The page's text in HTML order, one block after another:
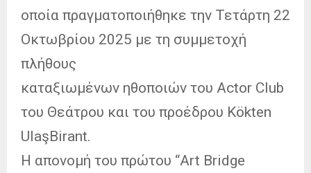
οποία πραγματοποιήθηκε την Τετάρτη 22
Οκτωβρίου 2025 με τη συμμετοχή
πλήθους
καταξιωμένων ηθοποιών του Actor Club
του Θεάτρου και του προέδρου Kökten
UlaşBirant.
Η απονομή του πρώτου “Art Bridge